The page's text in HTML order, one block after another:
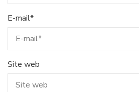
E-mail*
Site web